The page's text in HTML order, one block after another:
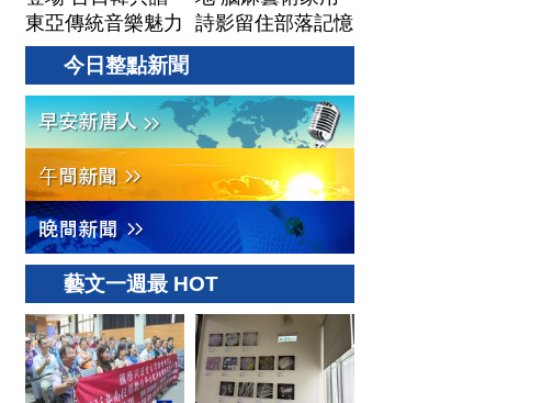
東亞傳統音樂魅力
詩影留住部落記憶
今日整點新聞
藝文一週最 HOT